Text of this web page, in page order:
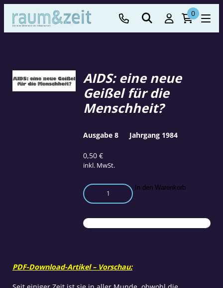
0
AIDS: eine neue
Geißel für die
Menschheit?
0,50€
inkl. MwSt.
AIDS:
eine
Geißel
für
In den Warenkorb
Ausgabe 8 Jahrgang 1984
PDF-Download-Artikel – Vorschau: